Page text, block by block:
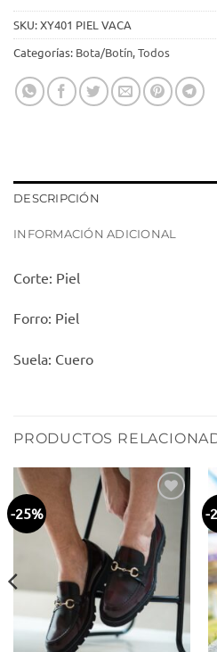
SKU:XY401 PIEL VACA
Categorías: Bota/Botín,Todos
DESCRIPCIÓN
INFORMACIÓN ADICIONAL
Corte: Piel
Forro: Piel
Suela: Cuero
PRODUCTOS
-25%
Añadir
a la
lista
de
deseos
-